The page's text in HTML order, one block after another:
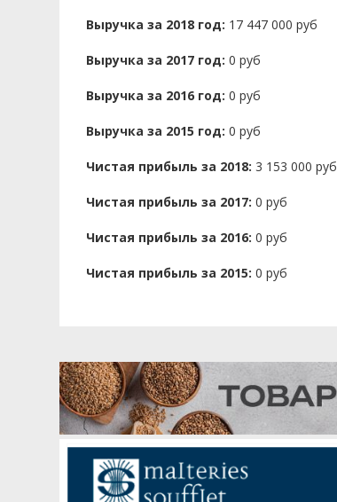
Выручка за 2018 год: 17 447 000 руб
Выручка за 2017 год: 0 руб
Выручка за 2016 год: 0 руб
Выручка за 2015 год: 0 руб
Чистая прибыль за 2018: 3 153 000 руб
Чистая прибыль за 2017: 0 руб
Чистая прибыль за 2016: 0 руб
Чистая прибыль за 2015: 0 руб